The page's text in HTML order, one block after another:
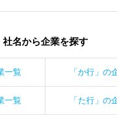
社名から企業を探す
一覧 「か行」の
一覧 「た行」の